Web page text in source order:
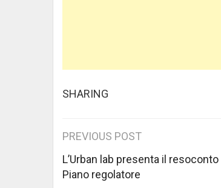
SHARING
Post
navigation
PREVIOUS POST
L’Urban lab presenta il
Piano regolatore